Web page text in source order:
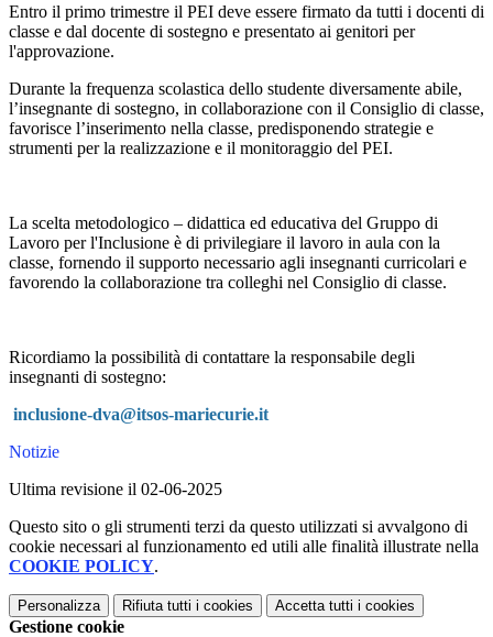
Entro il primo trimestre il PEI deve essere firmato da tutti i docenti di
classe e dal docente di sostegno e presentato ai genitori per
l'approvazione.
Durante la frequenza scolastica dello studente diversamente abile,
l’insegnante di sostegno, in collaborazione con il Consiglio di classe,
favorisce l’inserimento nella classe, predisponendo strategie e
strumenti per la realizzazione e il monitoraggio del PEI.
La scelta metodologico – didattica ed educativa del Gruppo di
Lavoro per l'Inclusione è di privilegiare il lavoro in aula con la
classe, fornendo il supporto necessario agli insegnanti curricolari e
favorendo la collaborazione tra colleghi nel Consiglio di classe.
Ricordiamo la possibilità di contattare la responsabile degli
insegnanti di sostegno:
inclusione-dva@itsos-mariecurie.it
Notizie
Ultima revisione il 02-06-2025
Questo sito o gli strumenti terzi da questo utilizzati si avvalgono di
cookie necessari al funzionamento ed utili alle finalità illustrate nella
COOKIE POLICY.
Personalizza Rifiuta tutti i cookies Accetta tutti i cookies
Gestione cookie